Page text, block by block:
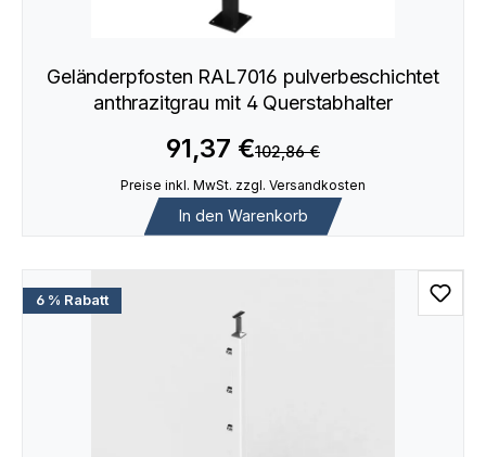
Geländerpfosten RAL7016 pulverbeschichtet
anthrazitgrau mit 4 Querstabhalter
91,37 €102,86 €
Preise inkl. MwSt. zzgl. Versandkosten
In den Warenkorb
6 % Rabatt